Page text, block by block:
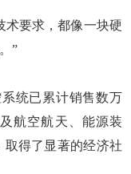
要求，都像一块硬
”
统已累计销售数万
航空航天、能源装
取得了显著的经济社